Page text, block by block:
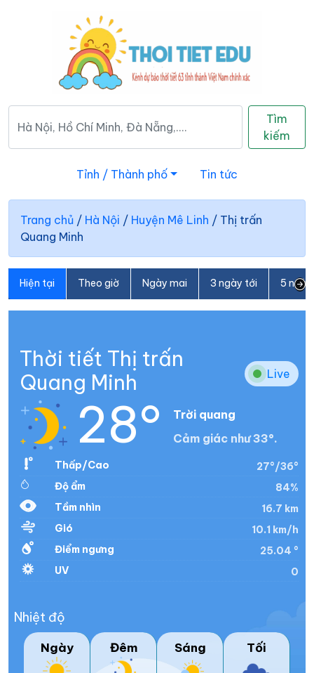
Tìm
kiếm
Tỉnh / Thành phố Tin tức
Trang chủ / Hà Nội / Huyện Mê Linh / Thị trấn
Quang Minh
Hiện tại Theo giờ Ngày mai 3 ngày tới 5
Thời tiết Thị trấn
Quang Minh
Live
28°
Trời quang
Cảm giác như 33°.
Thấp/Cao
27°/36°
Độ ẩm
84%
Tầm nhìn
16.7 km
Gió
10.1 km/h
Điểm ngưng
25.04 °
UV
0
Nhiệt độ
Ngày Đêm Sáng Tối